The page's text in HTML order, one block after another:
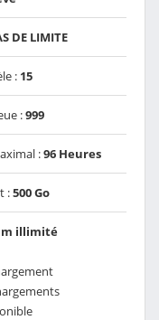
DE LIMITE
: 15
:999
:96 Heures
:500 Go
illimité